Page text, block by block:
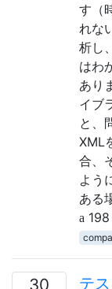
す（
れな
析し
はわ
あり
イブ
と、
XML
合、
よう
ある
198
30
テ